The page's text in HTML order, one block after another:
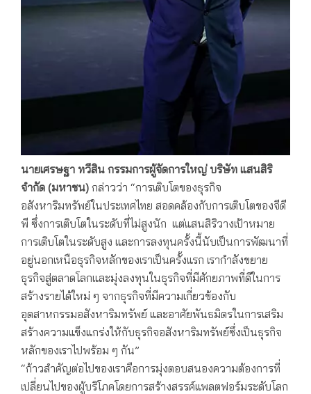
นายเศรษฐา ทวีสิน กรรมการผู้จัดการใหญ่ บริษัท แสนสิริ
จำกัด (มหาชน) กล่าวว่า “การเติบโตของธุรกิจ
อสังหาริมทรัพย์ในประเทศไทย สอดคล้องกับการเติบโตของจีดี
พี ซึ่งการเติบโตในระดับที่ไม่สูงนัก แต่แสนสิริวางเป้าหมาย
การเติบโตในระดับสูง และการลงทุนครั้งนี้นับเป็นการพัฒนาที่
อยู่นอกเหนือธุรกิจหลักของเราเป็นครั้งแรก เรากำลังขยาย
ธุรกิจสู่ตลาดโลกและมุ่งลงทุนในธุรกิจที่มีศักยภาพที่ดีในการ
สร้างรายได้ใหม่ ๆ จากธุรกิจที่มีความเกี่ยวข้องกับ
อุตสาหกรรมอสังหาริมทรัพย์ และอาศัยพันธมิตรในการเสริม
สร้างความแข็งแกร่งให้กับธุรกิจอสังหาริมทรัพย์ซึ่งเป็นธุรกิจ
หลักของเราไปพร้อม ๆ กัน”
“ก้าวสำคัญต่อไปของเราคือการมุ่งตอบสนองความต้องการที่
เปลี่ยนไปของผู้บริโภคโดยการสร้างสรรค์แพลตฟอร์มระดับโลก